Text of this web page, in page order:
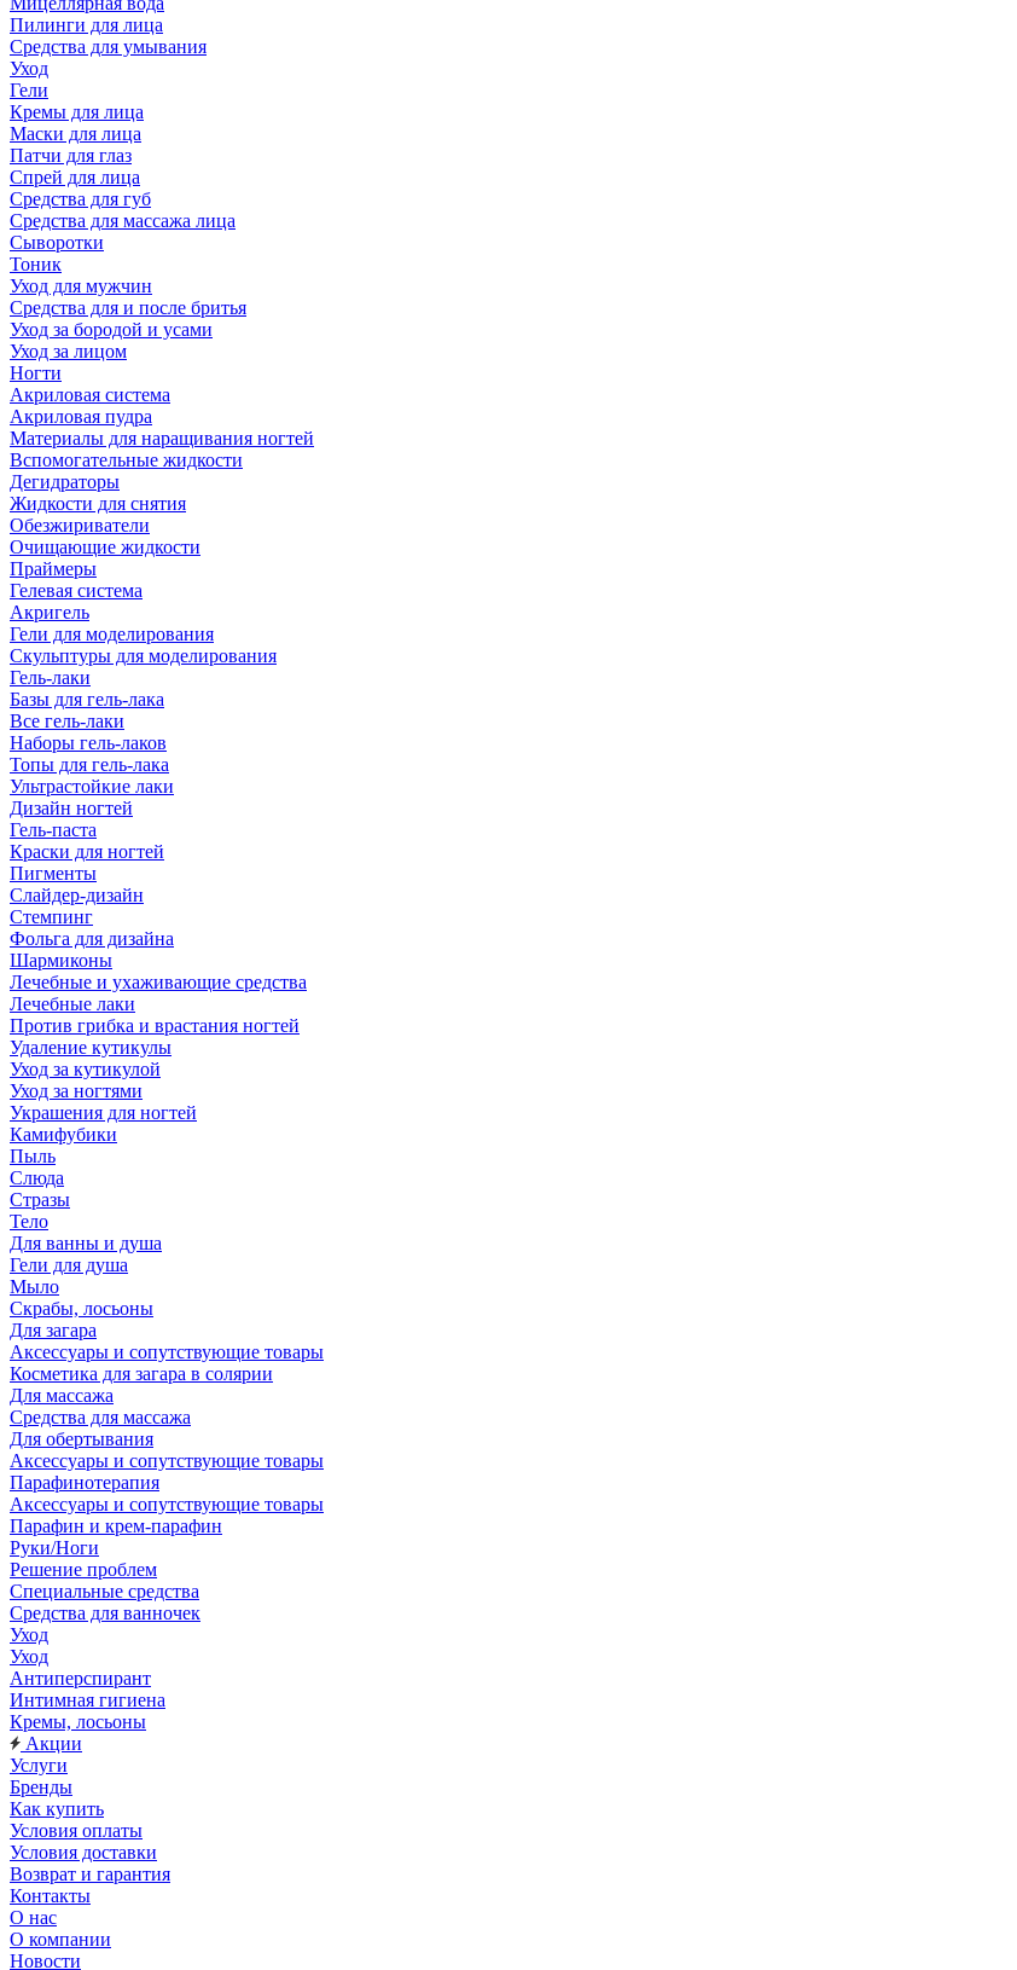
Пилинги для лица
Средства для умывания
Уход
Гели
Кремы для лица
Маски для лица
Патчи для глаз
Спрей для лица
Средства для губ
Средства для массажа лица
Сыворотки
Тоник
Уход для мужчин
Средства для и после бритья
Уход за бородой и усами
Уход за лицом
Ногти
Акриловая система
Акриловая пудра
Материалы для наращивания ногтей
Вспомогательные жидкости
Дегидраторы
Жидкости для снятия
Обезжириватели
Очищающие жидкости
Праймеры
Гелевая система
Акригель
Гели для моделирования
Скульптуры для моделирования
Гель-лаки
Базы для гель-лака
Все гель-лаки
Наборы гель-лаков
Топы для гель-лака
Ультрастойкие лаки
Дизайн ногтей
Гель-паста
Краски для ногтей
Пигменты
Слайдер-дизайн
Стемпинг
Фольга для дизайна
Шармиконы
Лечебные и ухаживающие средства
Лечебные лаки
Против грибка и врастания ногтей
Удаление кутикулы
Уход за кутикулой
Уход за ногтями
Украшения для ногтей
Камифубики
Пыль
Слюда
Стразы
Тело
Для ванны и душа
Гели для душа
Мыло
Скрабы, лосьоны
Для загара
Аксессуары и сопутствующие товары
Косметика для загара в солярии
Для массажа
Средства для массажа
Для обертывания
Аксессуары и сопутствующие товары
Парафинотерапия
Аксессуары и сопутствующие товары
Парафин и крем-парафин
Руки/Ноги
Решение проблем
Специальные средства
Средства для ванночек
Уход
Уход
Антиперспирант
Интимная гигиена
Кремы, лосьоны
Акции
Услуги
Бренды
Как купить
Условия оплаты
Условия доставки
Возврат и гарантия
Контакты
О нас
О компании
Новости